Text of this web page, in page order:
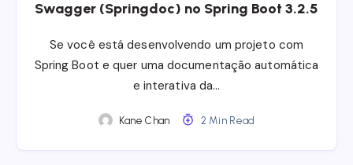
Swagger (Springdoc) no Spring Boot 3.2.5
Se você está desenvolvendo um projeto com
Spring Boot e quer uma documentação automática
e interativa da…
Kane Chan 2 Min Read